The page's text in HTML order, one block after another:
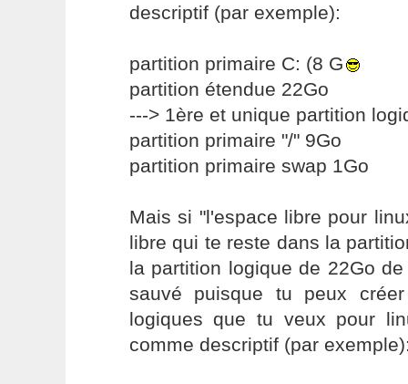
descriptif (par exemple):
partition primaire C: (8 G
partition étendue 22Go
---> 1ère et unique partition
partition primaire "/" 9Go
partition primaire swap 1Go
Mais si "l'espace libre pour
libre qui te reste dans la
la partition logique de 22Go
sauvé puisque tu peux
logiques que tu veux pour
comme descriptif (par